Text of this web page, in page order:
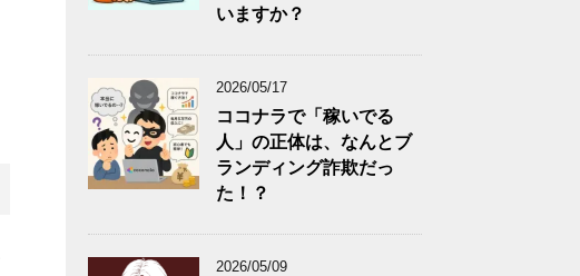
いますか？
2026/05/17
ココナラで「稼いでる
人」の正体は、なんとブ
ランディング詐欺だっ
た！？
2026/05/09